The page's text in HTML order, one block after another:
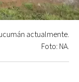
actualmente.
Foto: NA.